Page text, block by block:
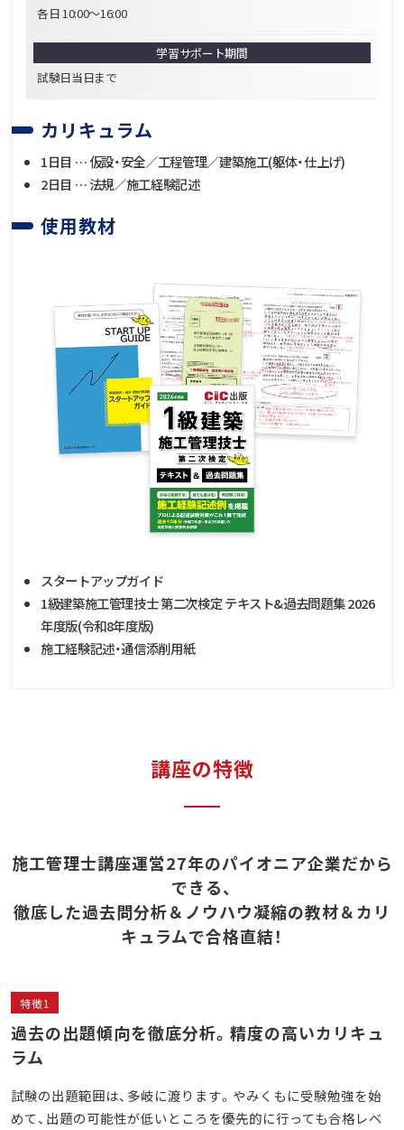
各日 10:00～16:00
学習サポート期間
試験日当日まで
カリキュラム
1日目 … 仮設・安全／工程管理／建築施工(躯体・仕上げ)
2日目 … 法規／施工経験記述
使用教材
スタートアップガイド
1級建築施工管理技士 第二次検定 テキスト&過去問題集 2026
年度版(令和8年度版)
施工経験記述・通信添削用紙
講座の特徴
施工管理士講座運営27年のパイオニア企業だから
できる、
徹底した過去問分析＆ノウハウ凝縮の教材＆カリ
キュラムで合格直結！
特徴1
過去の出題傾向を徹底分析。精度の高いカリキュ
ラム
試験の出題範囲は、多岐に渡ります。やみくもに受験勉強を始
めて、出題の可能性が低いところを優先的に行っても合格レベ